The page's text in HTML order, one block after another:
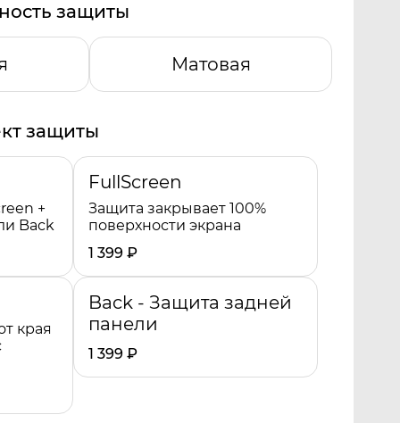
защиты
Матовая
защиты
+
Back
FullScreen
Защита закрывает 100%
поверхности экрана
1 399 ₽
края
Back - Защита задней
панели
1 399 ₽